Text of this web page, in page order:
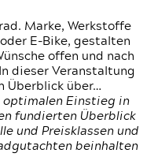
Marke, Werkstoffe
E-Bike, gestalten
offen und nach
dieser Veranstaltung
Überblick über…
optimalen Einstieg in
fundierten Überblick
und Preisklassen und
beinhalten